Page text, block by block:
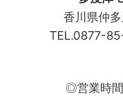
香川県仲
TEL.0877-
◎営業時